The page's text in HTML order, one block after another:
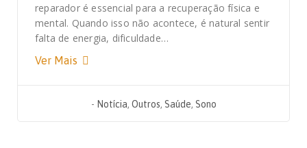
reparador é essencial para a recuperação física e
mental. Quando isso não acontece, é natural sentir
falta de energia, dificuldade…
Ver Mais
- Notícia, Outros, Saúde, Sono